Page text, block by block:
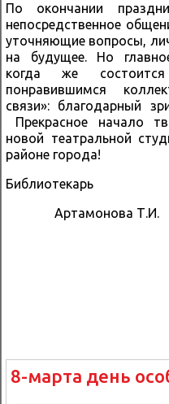
По окончании
непосредственное
уточняющие вопросы,
на будущее. Но
когда же
понравившимся
связи»: благодарный
Прекрасное начало
новой театральной
районе города!
Библиотекарь
Артамонова Т.И.
8-марта день